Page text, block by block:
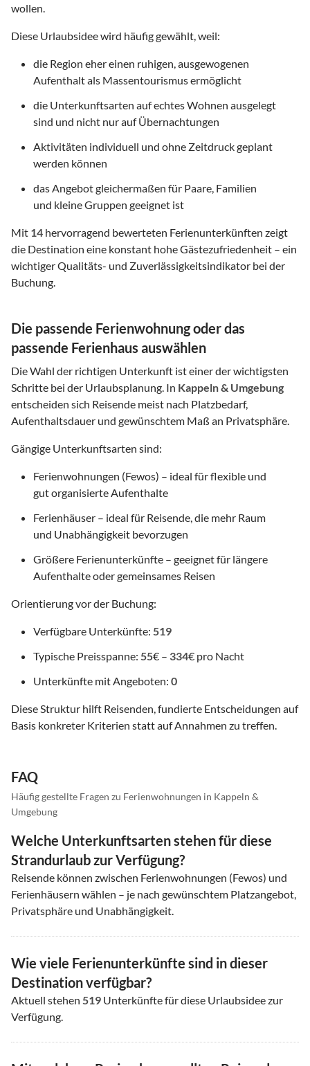
wollen.
Diese Urlaubsidee wird häufig gewählt, weil:
die Region eher einen ruhigen, ausgewogenen
Aufenthalt als Massentourismus ermöglicht
die Unterkunftsarten auf echtes Wohnen ausgelegt
sind und nicht nur auf Übernachtungen
Aktivitäten individuell und ohne Zeitdruck geplant
werden können
das Angebot gleichermaßen für Paare, Familien
und kleine Gruppen geeignet ist
Mit 14 hervorragend bewerteten Ferienunterkünften zeigt
die Destination eine konstant hohe Gästezufriedenheit – ein
wichtiger Qualitäts- und Zuverlässigkeitsindikator bei der
Buchung.
Die passende Ferienwohnung oder das
passende Ferienhaus auswählen
Die Wahl der richtigen Unterkunft ist einer der wichtigsten
Schritte bei der Urlaubsplanung. In Kappeln & Umgebung
entscheiden sich Reisende meist nach Platzbedarf,
Aufenthaltsdauer und gewünschtem Maß an Privatsphäre.
Gängige Unterkunftsarten sind:
Ferienwohnungen (Fewos) – ideal für flexible und
gut organisierte Aufenthalte
Ferienhäuser – ideal für Reisende, die mehr Raum
und Unabhängigkeit bevorzugen
Größere Ferienunterkünfte – geeignet für längere
Aufenthalte oder gemeinsames Reisen
Orientierung vor der Buchung:
Verfügbare Unterkünfte: 519
Typische Preisspanne: 55€ – 334€ pro Nacht
Unterkünfte mit Angeboten: 0
Diese Struktur hilft Reisenden, fundierte Entscheidungen auf
Basis konkreter Kriterien statt auf Annahmen zu treffen.
FAQ
Häufig gestellte Fragen zu Ferienwohnungen in Kappeln &
Umgebung
Welche Unterkunftsarten stehen für diese
Strandurlaub zur Verfügung?
Reisende können zwischen Ferienwohnungen (Fewos) und
Ferienhäusern wählen – je nach gewünschtem Platzangebot,
Privatsphäre und Unabhängigkeit.
Wie viele Ferienunterkünfte sind in dieser
Destination verfügbar?
Aktuell stehen 519 Unterkünfte für diese Urlaubsidee zur
Verfügung.